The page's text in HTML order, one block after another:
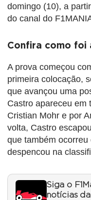
domingo (10), a
do canal do
Confira como foi
A prova começou
primeira colocação,
que avançou uma
Castro apareceu em
Cristian Mohr e por
volta, Castro
que também
despencou na
Siga o
notícias